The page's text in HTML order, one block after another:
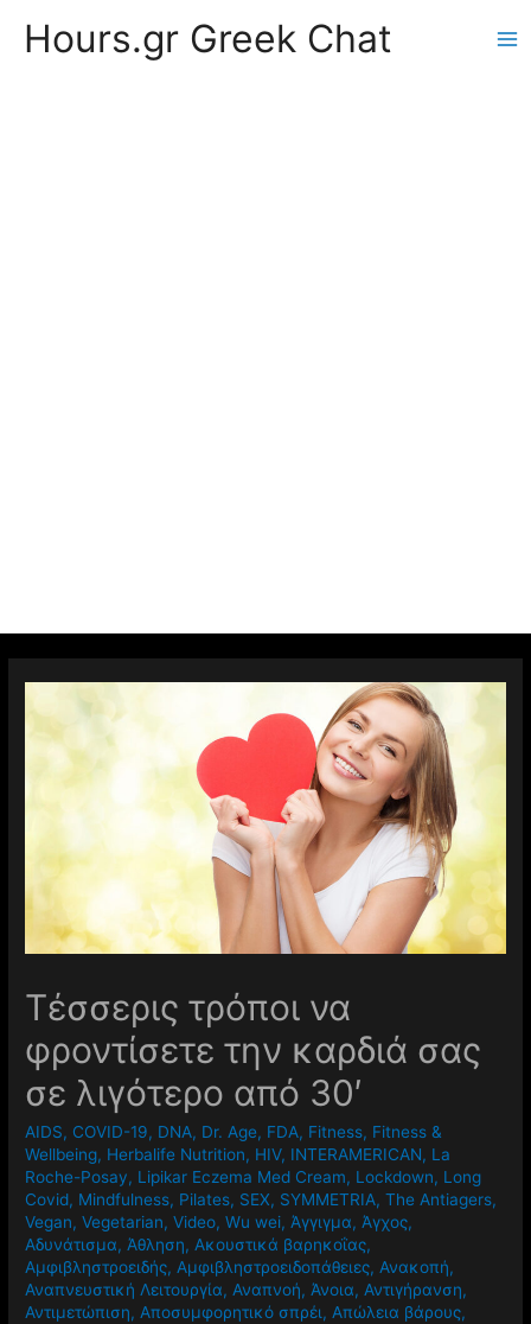
Hours.gr Greek Chat
Τέσσερις τρόποι να
φροντίσετε την καρδιά σας
σε λιγότερο από 30′
AIDS, COVID-19, DNA, Dr. Age, FDA, Fitness, Fitness &
Wellbeing, Herbalife Nutrition, HIV, INTERAMERICAN, La
Roche-Posay, Lipikar Eczema Med Cream, Lockdown, Long
Covid, Mindfulness, Pilates, SEX, SYMMETRIA,The Antiagers,
Vegan,Vegetarian,Video,Wu wei, Άγγιγμα, Άγχος,
Αδυνάτισμα, Άθληση, Ακουστικά βαρηκοΐας,
Αμφιβληστροειδής, Αμφιβληστροειδοπάθειες, Ανακοπή,
Αναπνευστική Λειτουργία, Αναπνοή, Άνοια, Αντιγήρανση,
Αντιμετώπιση, Αποσυμφορητικό σπρέι, Απώλεια βάρους,